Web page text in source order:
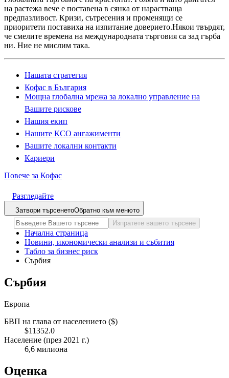
на растежа вече е поставена в сянка от нарастваща
предпазливост. Кризи, сътресения и променящи се
приоритети поставиха на изпитание доверието.Някои твърдят,
че смелите времена на международната търговия са зад гърба
ни. Ние не мислим така.
Нашата стратегия
Кофас в България
Мощна глобална мрежа за локално управление на
Вашите рискове
Нашия екип
Нашите КСО ангажименти
Вашите локални контакти
Кариери
Повече за Кофас
Разгледайте
Затвори търсенетоОбратно към менюто
Изпратете вашето търсене
Начална страница
Новини, икономически анализи и събития
Табло за бизнес риск
Сърбия
Сърбия
Европа
БВП на глава от населението ($)
$11352.0
Население (през 2021 г.)
6,6 милиона
Оценка